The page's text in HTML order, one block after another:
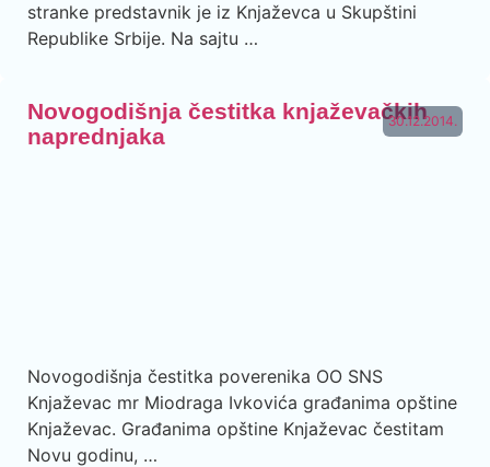
stranke predstavnik je iz Knjaževca u Skupštini
Republike Srbije. Na sajtu …
30.12.2014.
Novogodišnja čestitka knjaževačkih
naprednjaka
Novogodišnja čestitka poverenika OO SNS
Knjaževac mr Miodraga Ivkovića građanima opštine
Knjaževac. Građanima opštine Knjaževac čestitam
Novu godinu, …